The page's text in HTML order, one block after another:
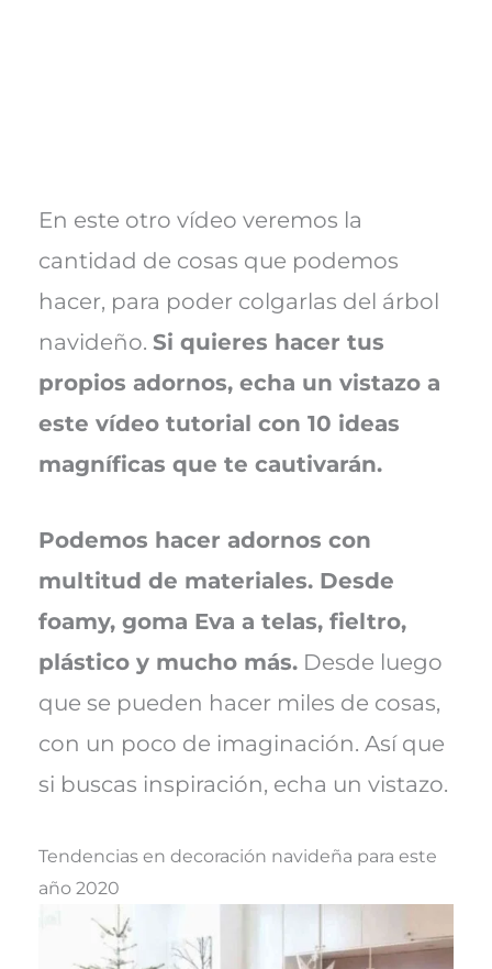
En este otro vídeo veremos la
cantidad de cosas que podemos
hacer, para poder colgarlas del árbol
navideño. Si quieres hacer tus
propios adornos, echa un vistazo a
este vídeo tutorial con 10 ideas
magníficas que te cautivarán.
Podemos hacer adornos con
multitud de materiales. Desde
foamy, goma Eva a telas, fieltro,
plástico y mucho más.Desde luego
que se pueden hacer miles de cosas,
con un poco de imaginación. Así que
si buscas inspiración, echa un vistazo.
Tendencias en decoración navideña para este
año 2020